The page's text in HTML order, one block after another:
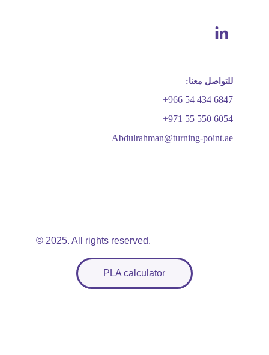
للتواصل معنا:
+966 54 434 6847
+971 55 550 6054
Abdulrahman@turning-point.ae
© 2025. All rights reserved.
PLA calculator